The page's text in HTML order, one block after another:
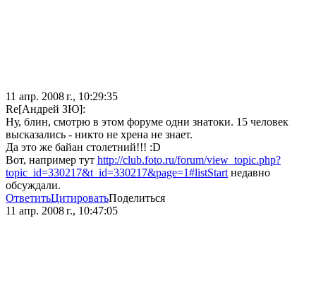
11 апр. 2008 г., 10:29:35
Re[Андрей ЗЮ]:
Ну, блин, смотрю в этом форуме одни знатоки. 15 человек
высказались - никто не хрена не знает.
Да это же байан столетний!!! :D
Вот, например тут http://club.foto.ru/forum/view_topic.php?
topic_id=330217&t_id=330217&page=1#listStart недавно
обсуждали.
ОтветитьЦитироватьПоделиться
11 апр. 2008 г., 10:47:05